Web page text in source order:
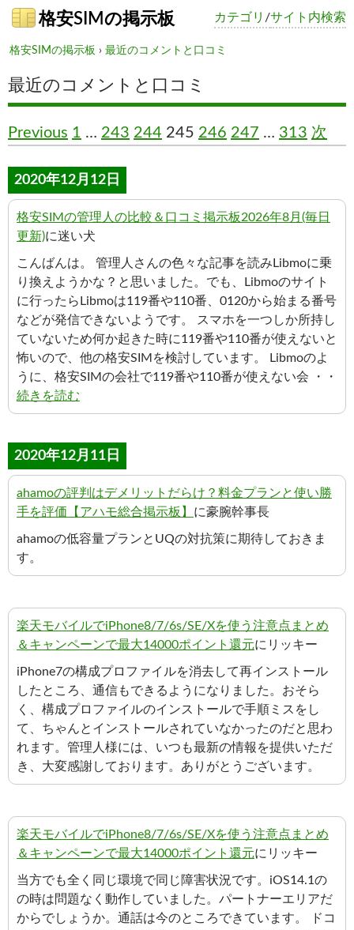
サイト内検索
カテゴリ /
格安SIMの掲示板
格安SIMの掲示板 › 最近のコメントと口コミ
最近のコメントと口コミ
Previous 1 … 243 244 245 246 247 … 313 次
2020年12月12日
格安SIMの管理人の比較＆口コミ掲示板2026年8月(毎日
更新)に迷い犬
こんばんは。 管理人さんの色々な記事を読みLibmoに乗
り換えようかな？と思いました。でも、Libmoのサイト
に行ったらLibmoは119番や110番、0120から始まる番号
などが発信できないようです。 スマホを一つしか所持し
ていないため何か起きた時に119番や110番が使えないと
怖いので、他の格安SIMを検討しています。 Libmoのよ
うに、格安SIMの会社で119番や110番が使えない会 ・・
続きを読む
2020年12月11日
ahamoの評判はデメリットだらけ？料金プランと使い勝
手を評価【アハモ総合掲示板】 に豪腕幹事長
ahamoの低容量プランとUQの対抗策に期待しておきま
す。
楽天モバイルでiPhone8/7/6s/SE/Xを使う注意点まとめ
＆キャンペーンで最大14000ポイント還元にリッキー
iPhone7の構成プロファイルを消去して再インストール
したところ、通信もできるようになりました。おそら
く、構成プロファイルのインストールで手順ミスをし
て、ちゃんとインストールされていなかったのだと思わ
れます。管理人様には、いつも最新の情報を提供いただ
き、大変感謝しております。ありがとうございます。
楽天モバイルでiPhone8/7/6s/SE/Xを使う注意点まとめ
＆キャンペーンで最大14000ポイント還元にリッキー
当方でも全く同じ環境で同じ障害状況です。iOS14.1の
の時は問題なく動作していました。パートナーエリアだ
からでしょうか。通話は今のところできています。 ドコ